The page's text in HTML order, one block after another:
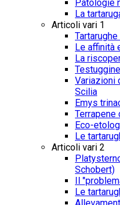
Patologie
La
Articoli vari 1
Le affinità
La
Variazioni
Scilia
Emys
Terrapene
Eco-
Le
Articoli vari 2
Schobert)
Il
Le